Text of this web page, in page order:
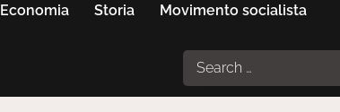
Economia Storia Movimento socialista
Search
for: